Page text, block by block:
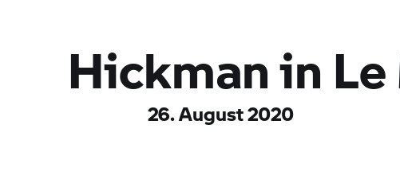
Hickman in Le
26. August 2020